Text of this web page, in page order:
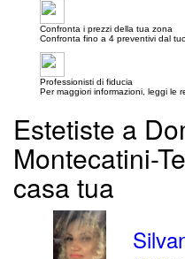
Confronta i prezzi della tua zona
Confronta fino a 4 preventivi dal
Professionisti di fiducia
Per maggiori informazioni, leggi le
Estetiste a
Montecatini-
casa tua